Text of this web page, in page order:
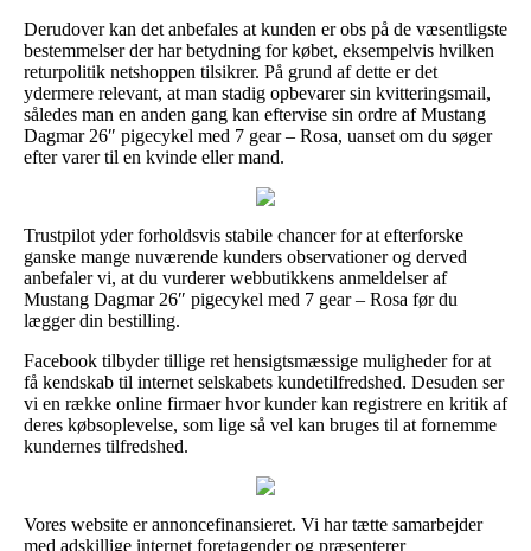
Derudover kan det anbefales at kunden er obs på de væsentligste
bestemmelser der har betydning for købet, eksempelvis hvilken
returpolitik netshoppen tilsikrer. På grund af dette er det
ydermere relevant, at man stadig opbevarer sin kvitteringsmail,
således man en anden gang kan eftervise sin ordre af Mustang
Dagmar 26″ pigecykel med 7 gear – Rosa, uanset om du søger
efter varer til en kvinde eller mand.
Trustpilot yder forholdsvis stabile chancer for at efterforske
ganske mange nuværende kunders observationer og derved
anbefaler vi, at du vurderer webbutikkens anmeldelser af
Mustang Dagmar 26″ pigecykel med 7 gear – Rosa før du
lægger din bestilling.
Facebook tilbyder tillige ret hensigtsmæssige muligheder for at
få kendskab til internet selskabets kundetilfredshed. Desuden ser
vi en række online firmaer hvor kunder kan registrere en kritik af
deres købsoplevelse, som lige så vel kan bruges til at fornemme
kundernes tilfredshed.
Vores website er annoncefinansieret. Vi har tætte samarbejder
med adskillige internet foretagender og præsenterer